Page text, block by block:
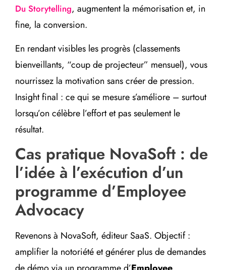
Du Storytelling, augmentent la mémorisation et, in
fine, la conversion.
En rendant visibles les progrès (classements
bienveillants, “coup de projecteur” mensuel), vous
nourrissez la motivation sans créer de pression.
Insight final : ce qui se mesure s’améliore – surtout
lorsqu’on célèbre l’effort et pas seulement le
résultat.
Cas pratique NovaSoft : de
l’idée à l’exécution d’un
programme d’Employee
Advocacy
Revenons à NovaSoft, éditeur SaaS. Objectif :
amplifier la notoriété et générer plus de demandes